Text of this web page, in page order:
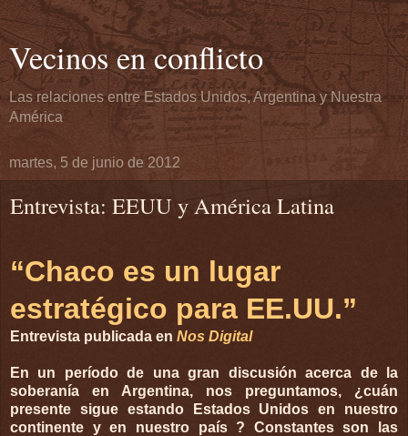
Vecinos en conflicto
Las relaciones entre Estados Unidos, Argentina y Nuestra
América
martes, 5 de junio de 2012
Entrevista: EEUU y América Latina
“Chaco es un lugar
estratégico para EE.UU.”
Entrevista publicada en Nos Digital
En un período de una gran discusión acerca de la
soberanía en Argentina, nos preguntamos, ¿cuán
presente sigue estando Estados Unidos en nuestro
continente y en nuestro país ? Constantes son las